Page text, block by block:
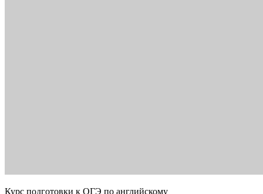
Курс подготовки к ОГЭ по английскому